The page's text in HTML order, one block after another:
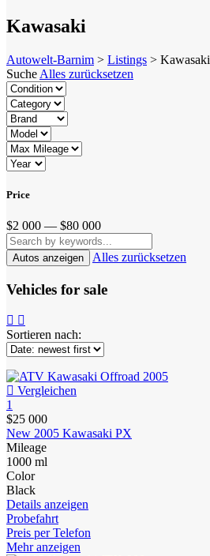
Kawasaki
Autowelt-Barnim > Listings > Kawasaki
Suche Alles zurücksetzen
Price
$2 000 — $80 000
Alles zurücksetzen
Vehicles for sale
Sortieren nach:
Vergleichen
1
$25 000
New 2005 Kawasaki PX
Mileage
1000 ml
Color
Black
Details anzeigen
Probefahrt
Preis per Telefon
Mehr anzeigen